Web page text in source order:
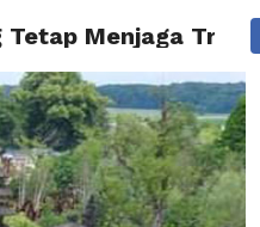
INSPIRASI TIPS
Menjaga